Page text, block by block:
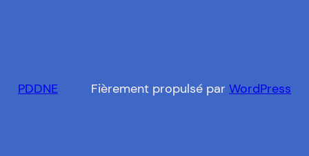
PDDNE Fièrement propulsé parWordPress